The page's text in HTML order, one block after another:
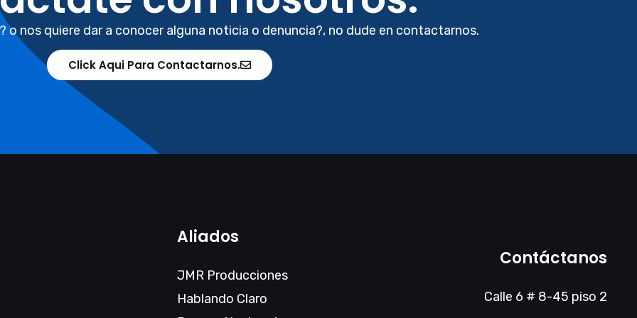
o nos quiere dar a conocer alguna noticia o denuncia?, no dude en contactarnos.
Click Aqui Para Contactarnos.
Aliados
JMR Producciones
Hablando Claro
Contáctanos
Calle 6 # 8-45 piso 2